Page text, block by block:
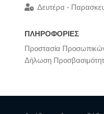
Δευτέρα -
ΠΛΗΡΟΦΟΡΙΕΣ
Προστασία
Δήλωση